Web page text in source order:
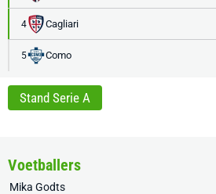
4 Cagliari
5 Como
Stand Serie A
Voetballers
Mika Godts